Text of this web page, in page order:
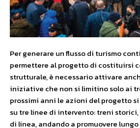
Per generare un flusso di turismo
permettere al progetto di costituirsi
strutturale, è necessario attivare
iniziative che non si limitino solo ai
prossimi anni le azioni del progetto
su tre linee di intervento: treni
di linea, andando a promuovere